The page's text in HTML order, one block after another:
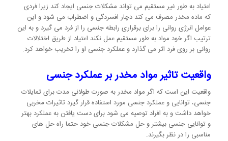
اعتیاد به طور غیر مستقیم می تواند مشکلات جنسی ایجاد کند زیرا فردی
که ماده مخدر مصرف می کند دچار افسردگی و اضطراب می شود و این
عوامل انرژی روانی را برای برقراری رابطه جنسی را از فرد می گیرد و به این
ترتیب اگر خود مواد به طور مستقیم عمل نکند اعتیاد از طریق اختلالات
روانی بر روی فرد اثر می گذارد و عملکرد جنسی او را تخریب خواهد کرد.
واقعیت تاثیر مواد مخدر بر عملکرد جنسی
واقعیت این است که اگر مواد مخدر به صورت طولانی مدت برای تمایلات
جنسی، توانایی و عملکرد جنسی مورد استفاده قرار گیرد تاثیرات مخربی
خواهد داشت و به افراد توصیه می شود برای دست یافتن به عملکرد بهتر
و توانایی جنسی بیشتر و حل مشکلات جنسی خود حتما راه حل های
مناسبی را در نظر بگیرند.